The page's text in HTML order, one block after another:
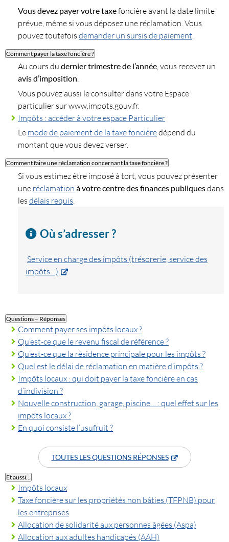
Vous devez payer votre taxefoncière avant la date limite
prévue, même si vous déposez une réclamation. Vous
pouvez toutefois demander un sursis de paiement
Comment payer la taxe foncière ?
Au cours du dernier trimestre de l’année , vous recevez un
avis d’imposition
Vous pouvez aussi le consulter dans votre Espace
particulier sur www.impots.gouv.fr.
Impôts : accéder à votre espace Particulier
Le mode de paiement de la taxe foncièredépend du
montant que vous devez verser.
Comment faire une réclamation concernant la taxe foncière ?
Si vous estimez être imposé à tort, vous pouvez présenter
une réclamation à votre centre des finances publiquesdans
les délais requis
Où s’adresser ?
Service en charge des impôts (trésorerie, service des
impôts…)
Questions – Réponses
Comment payer ses impôts locaux ?
Qu’est-ce que le revenu fiscal de référence ?
Qu’est-ce que la résidence principale pour les impôts ?
Quel est le délai de réclamation en matière d’impôts ?
Impôts locaux : qui doit payer la taxe foncière en cas
d’indivision ?
Nouvelle construction, garage, piscine… : quel effet sur les
impôts locaux ?
En quoi consiste l’usufruit ?
TOUTES LES QUESTIONS RÉPONSES
Et aussi…
Impôts locaux
Taxe foncière sur les propriétés non bâties (TFPNB) pour
les entreprises
Allocation de solidarité aux personnes âgées (Aspa)
Allocation aux adultes handicapés (AAH)